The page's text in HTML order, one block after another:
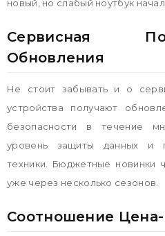
новый, но слабый ноутбук
Сервисная
Обновления
Не стоит забывать и о
устройства получают
безопасности в течение
уровень защиты данных и
техники. Бюджетные новинки
уже через несколько сезонов.
Соотношение Цена-